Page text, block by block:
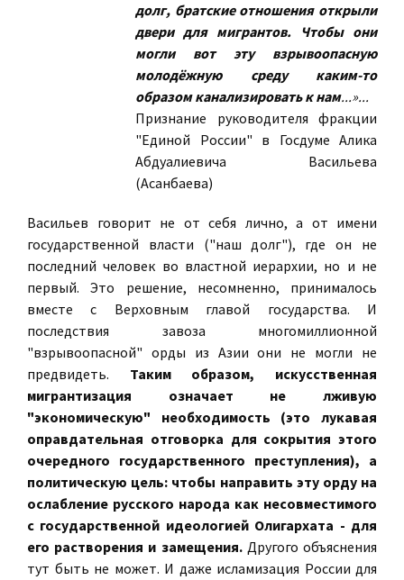
долг, братские отношения открыли
двери для мигрантов. Чтобы они
могли вот эту взрывоопасную
молодёжную среду каким-то
образом канализировать к нам...»...
Признание руководителя фракции
"Единой России" в Госдуме Алика
Абдуалиевича Васильева
(Асанбаева)
Васильев говорит не от себя лично, а от имени
государственной власти ("наш долг"), где он не
последний человек во властной иерархии, но и не
первый. Это решение, несомненно, принималось
вместе с Верховным главой государства. И
последствия завоза многомиллионной
"взрывоопасной" орды из Азии они не могли не
предвидеть. Таким образом, искусственная
мигрантизация означает не лживую
"экономическую" необходимость (это лукавая
оправдательная отговорка для сокрытия этого
очередного государственного преступления), а
политическую цель: чтобы направить эту орду на
ослабление русского народа как несовместимого
с государственной идеологией Олигархата - для
его растворения и замещения.Другого объяснения
тут быть не может. И даже исламизация России для